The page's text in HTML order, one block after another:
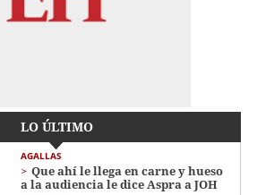
LO ÚLTIMO
AGALLAS
Que ahí le llega en carne y hueso
a la audiencia le dice Aspra a JOH